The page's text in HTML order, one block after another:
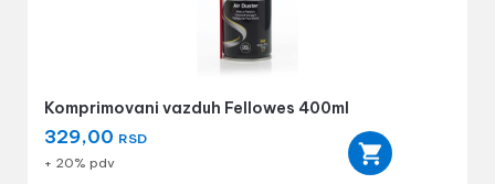
Komprimovani vazduh Fellowes 400ml
329,00 RSD
+ 20% pdv